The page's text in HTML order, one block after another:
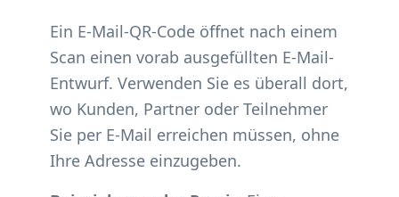
Ein E-Mail-QR-Code öffnet nach einem
Scan einen vorab ausgefüllten E-Mail-
Entwurf. Verwenden Sie es überall dort,
wo Kunden, Partner oder Teilnehmer
Sie per E-Mail erreichen müssen, ohne
Ihre Adresse einzugeben.